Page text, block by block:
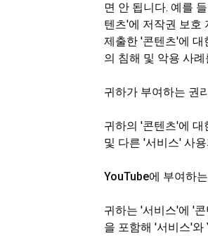
면 안 됩니다. 예를
텐츠'에 저작권 보호
제출한 '콘텐츠'에 대
의 침해 및 악용 사
귀하가 부여하는 권
귀하의 '콘텐츠'에 대
및 다른 '서비스' 사
YouTube에 부여하
귀하는 '서비스'에 '
을 포함해 '서비스'와